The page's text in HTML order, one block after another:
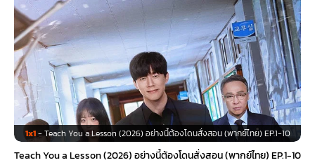
1x1- Teach You a Lesson (2026) อย่างนี้ต้องโดนสั่งสอน (พากย์ไทย) EP.1-10
Teach You a Lesson (2026) อย่างนี้ต้องโดนสั่งสอน (พากย์ไทย) EP.1-10